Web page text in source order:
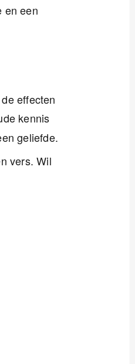
en een
effecten
kennis
geliefde.
vers. Wil